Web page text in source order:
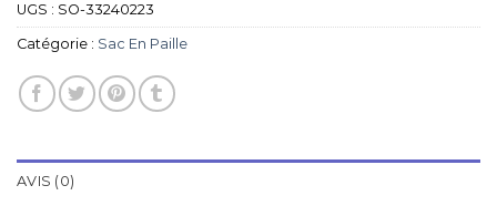
UGS : SO-33240223
Catégorie : Sac En Paille
AVIS (0)